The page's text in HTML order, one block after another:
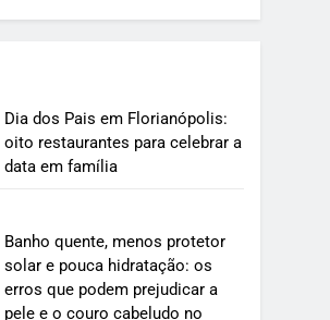
Dia dos Pais em Florianópolis:
oito restaurantes para celebrar a
data em família
Banho quente, menos protetor
solar e pouca hidratação: os
erros que podem prejudicar a
pele e o couro cabeludo no